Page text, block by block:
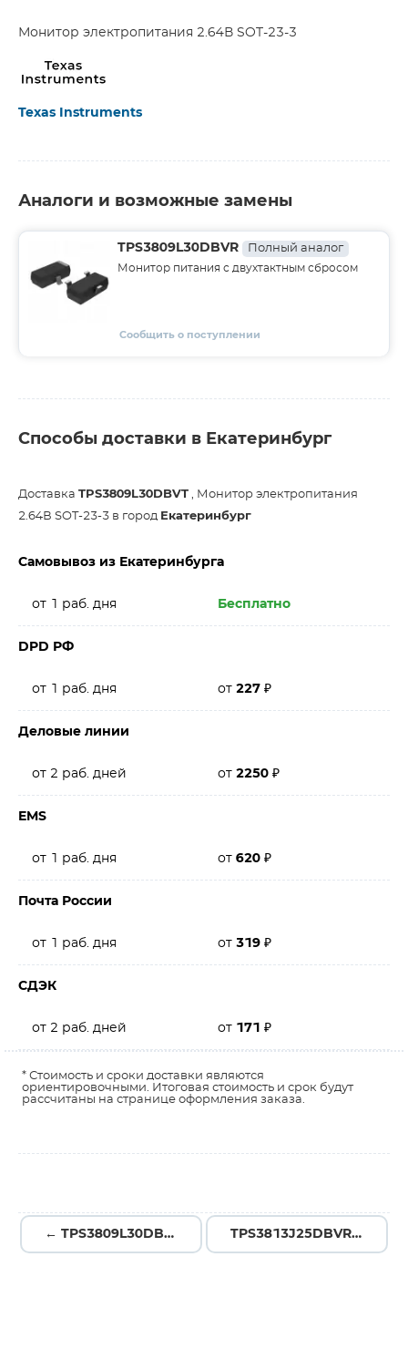
Монитор электропитания 2.64В SOT-23-3
Texas Instruments
Аналоги и возможные замены
TPS3809L30DBVR Полный аналог
Монитор питания с двухтактным сбросом
Сообщить о поступлении
Способы доставки в Екатеринбург
Доставка TPS3809L30DBVT , Монитор электропитания
2.64В SOT-23-3 в город Екатеринбург
Самовывоз из Екатеринбурга
от 1 раб. дня Бесплатно
DPD РФ
от 1 раб. дня от 227 ₽
Деловые линии
от 2 раб. дней от 2250 ₽
EMS
от 1 раб. дня от 620 ₽
Почта России
от 1 раб. дня от 319 ₽
СДЭК
от 2 раб. дней от 171 ₽
* Стоимость и сроки доставки являются
ориентировочными. Итоговая стоимость и срок будут
рассчитаны на странице оформления заказа.
← TPS3809L30DBVR TPS3813J25DBVR →